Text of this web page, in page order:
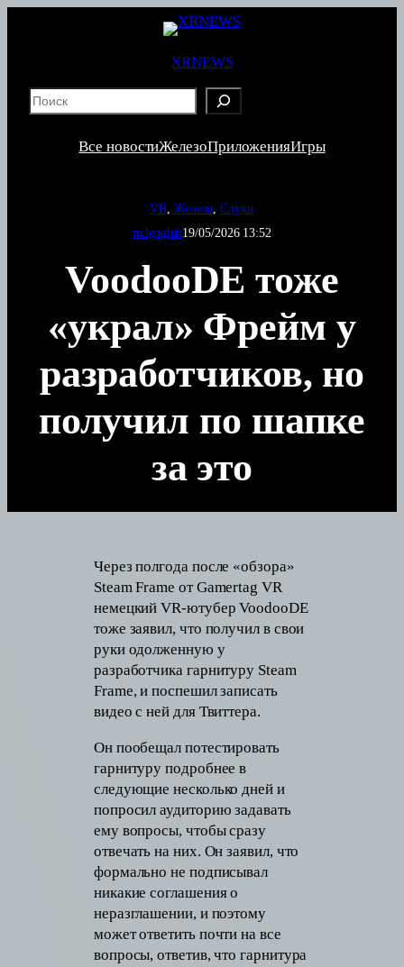
XRNEWS
Все новостиЖелезоПриложенияИгры
VR Железо , Слухи
m3gagluk19/05/2026 13:52
VoodooDE тоже
«украл» Фрейм у
разработчиков, но
получил по шапке
за это
Через полгода после «обзора»
Steam Frame от Gamertag VR
немецкий VR-ютубер VoodooDE
тоже заявил, что получил в свои
руки одолженную у
разработчика гарнитуру Steam
Frame, и поспешил записать
видео с ней для Твиттера.
Он пообещал потестировать
гарнитуру подробнее в
следующие несколько дней и
попросил аудиторию задавать
ему вопросы, чтобы сразу
отвечать на них. Он заявил, что
формально не подписывал
никакие соглашения о
неразглашении, и поэтому
может ответить почти на все
вопросы, ответив, что гарнитура